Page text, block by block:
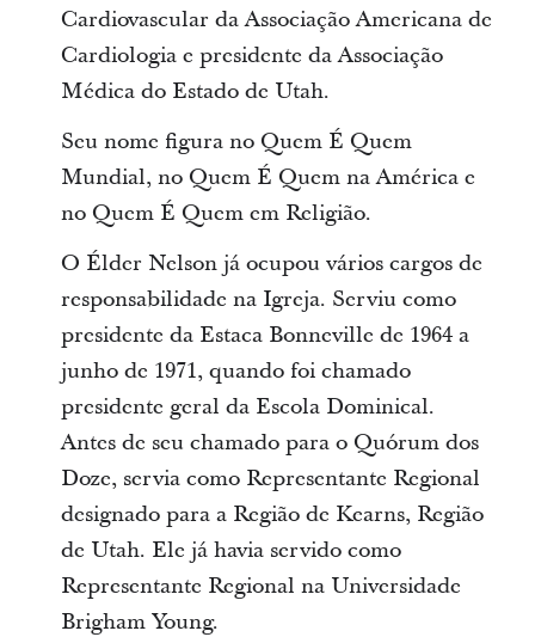
Cardiovascular da Associação Americana de
Cardiologia e presidente da Associação
Médica do Estado de Utah.
Seu nome figura no Quem É Quem
Mundial, no Quem É Quem na América e
no Quem É Quem em Religião.
O Élder Nelson já ocupou vários cargos de
responsabilidade na Igreja. Serviu como
presidente da Estaca Bonneville de 1964 a
junho de 1971, quando foi chamado
presidente geral da Escola Dominical.
Antes de seu chamado para o Quórum dos
Doze, servia como Representante Regional
designado para a Região de Kearns, Região
de Utah. Ele já havia servido como
Representante Regional na Universidade
Brigham Young.